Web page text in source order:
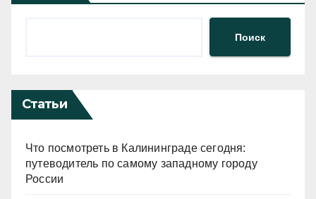
Поиск
Статьи
Что посмотреть в Калининграде сегодня:
путеводитель по самому западному городу
России